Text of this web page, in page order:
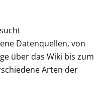
Datenquellen, von
über das Wiki bis zum
Arten der